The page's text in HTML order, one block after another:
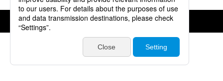
©JVCKENWOOD Corporation